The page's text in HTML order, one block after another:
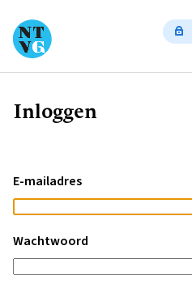
Kruimelpad
Inloggen
E-mailadres
Wachtwoord